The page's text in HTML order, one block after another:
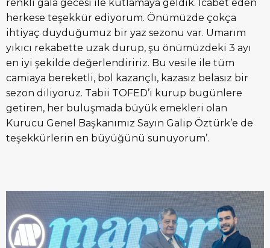
renkli gala gecesi ile kutlamaya geldik. İcabet eden
herkese teşekkür ediyorum. Önümüzde çokça
ihtiyaç duyduğumuz bir yaz sezonu var. Umarım
yıkıcı rekabette uzak durup, şu önümüzdeki 3 ayı
en iyi şekilde değerlendiririz. Bu vesile ile tüm
camiaya bereketli, bol kazançlı, kazasız belasız bir
sezon diliyoruz. Tabii TOFED’i kurup bugünlere
getiren, her buluşmada büyük emekleri olan
Kurucu Genel Başkanımız Sayın Galip Öztürk’e de
teşekkürlerin en büyüğünü sunuyorum’.